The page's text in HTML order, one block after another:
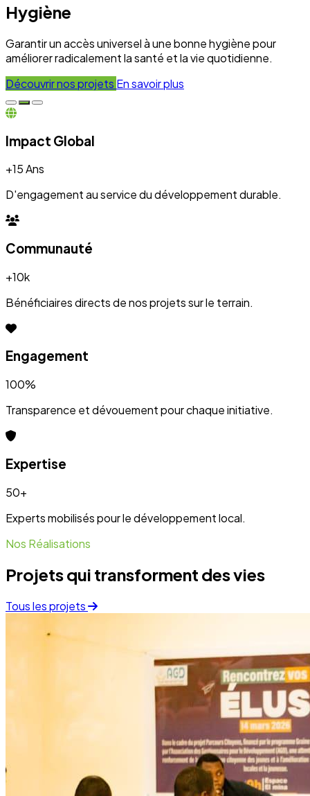
Hygiène
Garantir un accès universel à une bonne hygiène pour
améliorer radicalement la santé et la vie quotidienne.
Découvrir nos projets En savoir plus
Impact Global
+15 Ans
D'engagement au service du développement durable.
Communauté
+10k
Bénéficiaires directs de nos projets sur le terrain.
Engagement
100%
Transparence et dévouement pour chaque initiative.
Expertise
50+
Experts mobilisés pour le développement local.
Nos Réalisations
Projets qui transforment des vies
Tous les projets